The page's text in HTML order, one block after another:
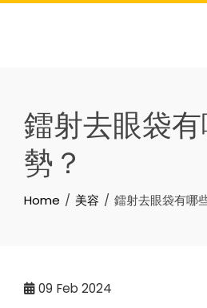
Skip
鐳射去眼袋
勢？
Home 美容 鐳射去眼袋有哪
09 Feb 2024